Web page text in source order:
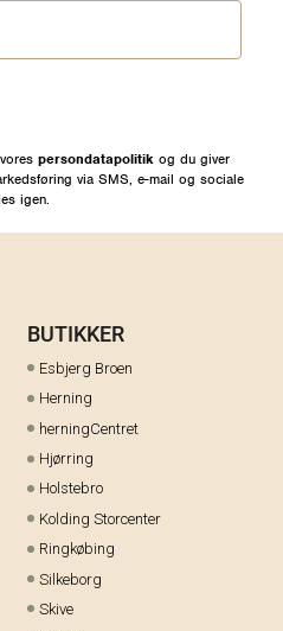
persondatapolitik og du giver
via SMS, e-mail og sociale
igen.
BUTIKKER
Esbjerg Broen
Herning
herningCentret
Hjørring
Holstebro
Kolding Storcenter
Ringkøbing
Silkeborg
Skive